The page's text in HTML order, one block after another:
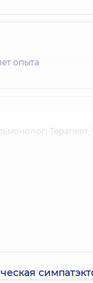
опыта
Терапевт,